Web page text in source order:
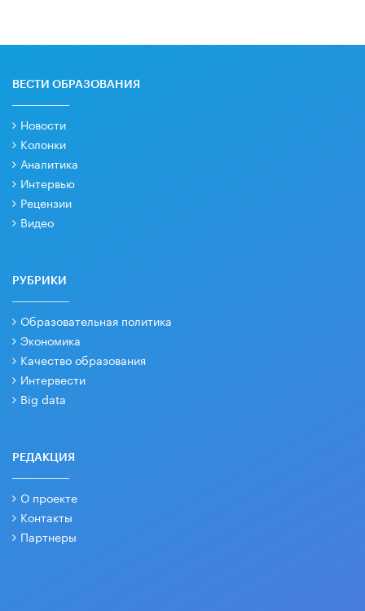
ВЕСТИ ОБРАЗОВАНИЯ
Новости
Колонки
Аналитика
Интервью
Рецензии
Видео
РУБРИКИ
Образовательная политика
Экономика
Качество образования
Интервести
Big data
РЕДАКЦИЯ
О проекте
Контакты
Партнеры